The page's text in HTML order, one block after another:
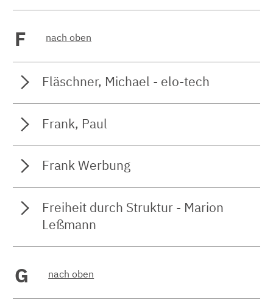
F nach oben
Fläschner, Michael - elo-tech
Frank, Paul
Frank Werbung
Freiheit durch Struktur - Marion
Leßmann
G nach oben